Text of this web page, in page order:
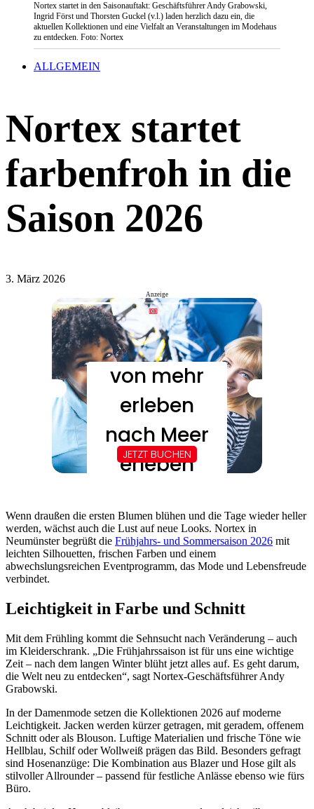
Nortex startet in den Saisonauftakt: Geschäftsführer Andy Grabowski,
Ingrid Först und Thorsten Guckel (v.l.) laden herzlich dazu ein, die
aktuellen Kollektionen und eine Vielfalt an Veranstaltungen im Modehaus
zu entdecken. Foto: Nortex
ALLGEMEIN
Nortex startet
farbenfroh in die
Saison 2026
3. März 2026
Anzeige
Wenn draußen die ersten Blumen blühen und die Tage wieder heller
werden, wächst auch die Lust auf neue Looks. Nortex in
Neumünster begrüßt die Frühjahrs- und Sommersaison 2026 mit
leichten Silhouetten, frischen Farben und einem
abwechslungsreichen Eventprogramm, das Mode und Lebensfreude
verbindet.
Leichtigkeit in Farbe und Schnitt
Mit dem Frühling kommt die Sehnsucht nach Veränderung – auch
im Kleiderschrank. „Die Frühjahrssaison ist für uns eine wichtige
Zeit – nach dem langen Winter blüht jetzt alles auf. Es geht darum,
die Welt neu zu entdecken“, sagt Nortex-Geschäftsführer Andy
Grabowski.
In der Damenmode setzen die Kollektionen 2026 auf moderne
Leichtigkeit. Jacken werden kürzer getragen, mit geradem, offenem
Schnitt oder als Blouson. Luftige Materialien und frische Töne wie
Hellblau, Schilf oder Wollweiß prägen das Bild. Besonders gefragt
sind Hosenanzüge: Die Kombination aus Blazer und Hose gilt als
stilvoller Allrounder – passend für festliche Anlässe ebenso wie fürs
Büro.